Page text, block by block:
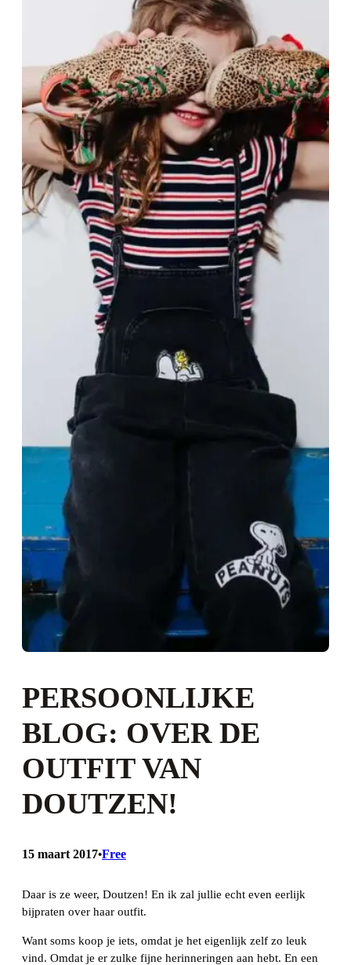
PERSOONLIJKE
BLOG: OVER DE
OUTFIT VAN
DOUTZEN!
15 maart 2017•Free
Daar is ze weer, Doutzen! En ik zal jullie echt even eerlijk
bijpraten over haar outfit.
Want soms koop je iets, omdat je het eigenlijk zelf zo leuk
vind. Omdat je er zulke fijne herinneringen aan hebt. En een